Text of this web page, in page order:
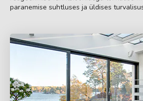
paranemise suhtluses ja üldises